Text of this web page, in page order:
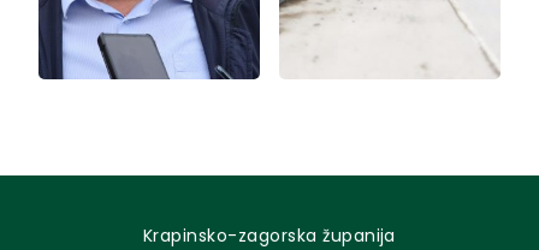
Krapinsko-zagorska županija